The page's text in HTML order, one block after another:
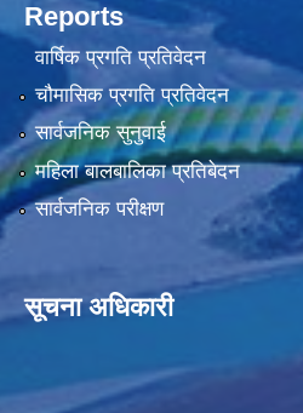
Reports
वार्षिक प्रगति प्रतिवेदन
चौमासिक प्रगति प्रतिवेदन
सार्वजनिक सुनुवाई
महिला बालबालिका प्रतिबेदन
सार्वजनिक परीक्षण
सूचना अधिकारी